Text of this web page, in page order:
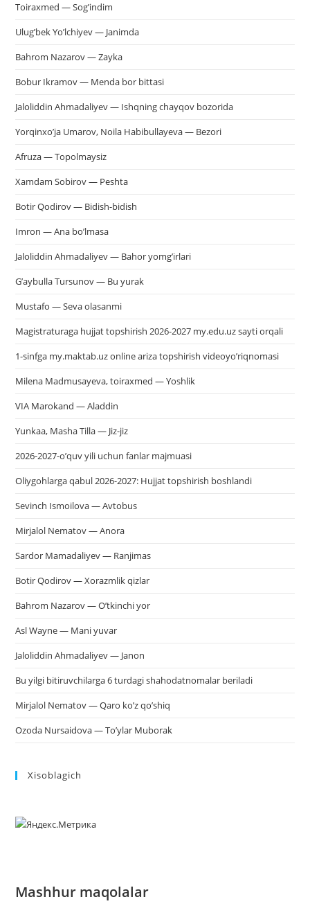
Toiraxmed — Sog’indim
Ulug’bek Yo’lchiyev — Janimda
Bahrom Nazarov — Zayka
Bobur Ikramov — Menda bor bittasi
Jaloliddin Ahmadaliyev — Ishqning chayqov bozorida
Yorqinxo’ja Umarov, Noila Habibullayeva — Bezori
Afruza — Topolmaysiz
Xamdam Sobirov — Peshta
Botir Qodirov — Bidish-bidish
Imron — Ana bo’lmasa
Jaloliddin Ahmadaliyev — Bahor yomg’irlari
G’aybulla Tursunov — Bu yurak
Mustafo — Seva olasanmi
Magistraturaga hujjat topshirish 2026-2027 my.edu.uz sayti orqali
1-sinfga my.maktab.uz online ariza topshirish videoyo’riqnomasi
Milena Madmusayeva, toiraxmed — Yoshlik
VIA Marokand — Aladdin
Yunkaa, Masha Tilla — Jiz-jiz
2026-2027-o’quv yili uchun fanlar majmuasi
Oliygohlarga qabul 2026-2027: Hujjat topshirish boshlandi
Sevinch Ismoilova — Avtobus
Mirjalol Nematov — Anora
Sardor Mamadaliyev — Ranjimas
Botir Qodirov — Xorazmlik qizlar
Bahrom Nazarov — O’tkinchi yor
Asl Wayne — Mani yuvar
Jaloliddin Ahmadaliyev — Janon
Bu yilgi bitiruvchilarga 6 turdagi shahodatnomalar beriladi
Mirjalol Nematov — Qaro ko’z qo’shiq
Ozoda Nursaidova — To’ylar Muborak
Xisoblagich
Mashhur maqolalar